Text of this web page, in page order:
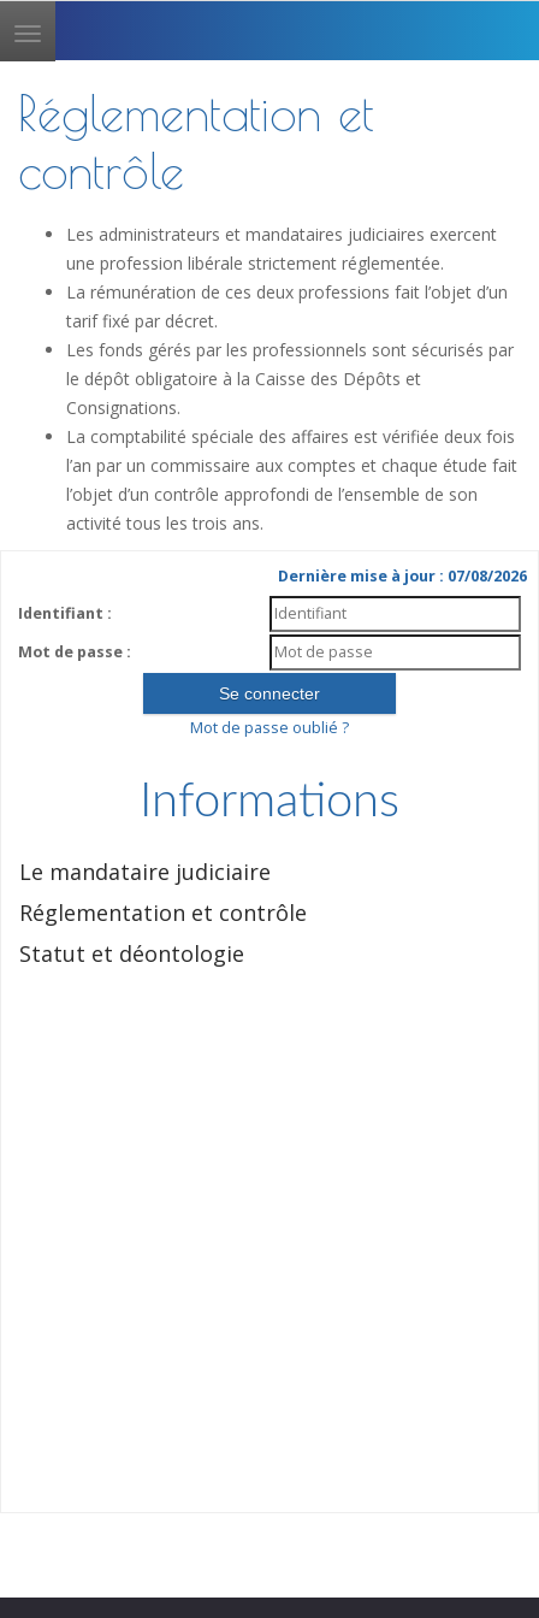
Toggle
navigation
Réglementation et
contrôle
Les administrateurs et mandataires judiciaires exercent
une profession libérale strictement réglementée.
La rémunération de ces deux professions fait l’objet d’un
tarif fixé par décret.
Les fonds gérés par les professionnels sont sécurisés par
le dépôt obligatoire à la Caisse des Dépôts et
Consignations.
La comptabilité spéciale des affaires est vérifiée deux fois
l’an par un commissaire aux comptes et chaque étude fait
l’objet d’un contrôle approfondi de l’ensemble de son
activité tous les trois ans.
Dernière mise à jour : 07/08/2026
Identifiant :
Mot de passe :
Mot de passe oublié ?
Informations
Le mandataire judiciaire
Réglementation et contrôle
Statut et déontologie